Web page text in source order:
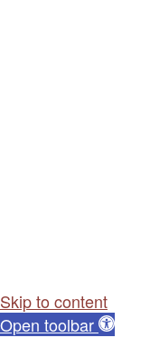
Skip to content
Open toolbar